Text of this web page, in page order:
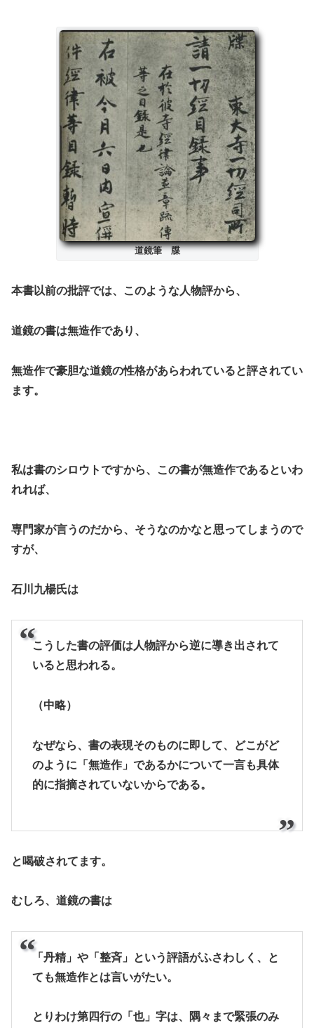
道鏡筆 牒
本書以前の批評では、このような人物評から、
道鏡の書は無造作であり、
無造作で豪胆な道鏡の性格があらわれていると評されてい
ます。
私は書のシロウトですから、この書が無造作であるといわ
れれば、
専門家が言うのだから、そうなのかなと思ってしまうので
すが、
石川九楊氏は
こうした書の評価は人物評から逆に導き出されて
いると思われる。
（中略）
なぜなら、書の表現そのものに即して、どこがど
のように「無造作」であるかについて一言も具体
的に指摘されていないからである。
と喝破されてます。
むしろ、道鏡の書は
「丹精」や「整斉」という評語がふさわしく、と
ても無造作とは言いがたい。
とりわけ第四行の「也」字は、隅々まで緊張のみ